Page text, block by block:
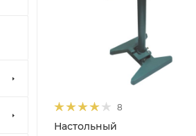
8
Настольный